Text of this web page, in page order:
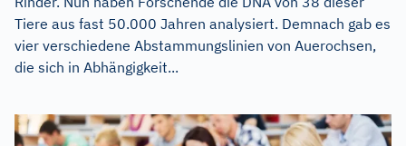
Tiere aus fast 50.000 Jahren analysiert. Demnach gab es
vier verschiedene Abstammungslinien von Auerochsen,
die sich in Abhängigkeit...